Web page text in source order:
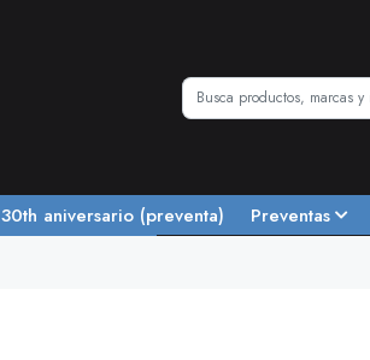
30th aniversario (preventa) Preventas